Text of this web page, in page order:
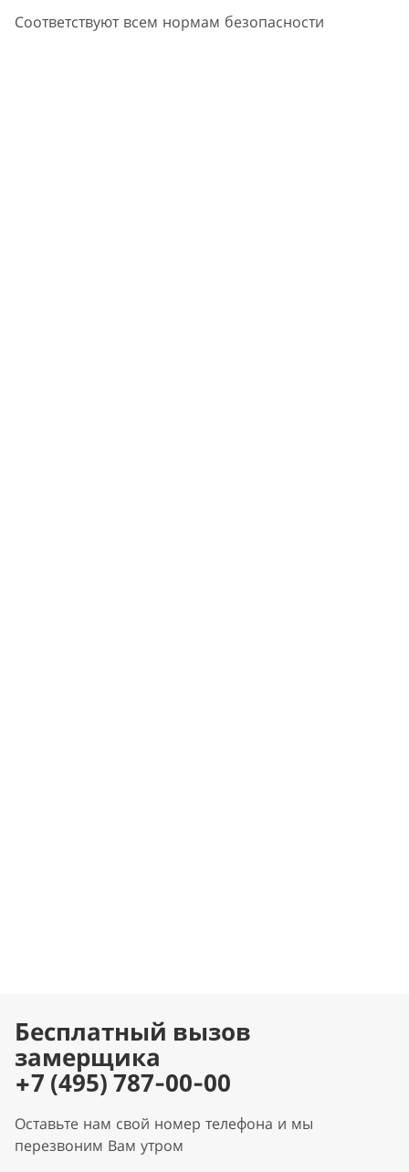
Соответствуют всем нормам безопасности
Бесплатный вызов
замерщика
+7 (495) 787-00-00
Оставьте нам свой номер телефона и мы
перезвоним Вам утром